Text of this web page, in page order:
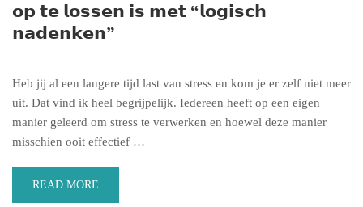
𝗼𝗽 𝘁𝗲 𝗹𝗼𝘀𝘀𝗲𝗻 𝗶𝘀 𝗺𝗲𝘁 “𝗹𝗼𝗴𝗶𝘀𝗰𝗵
𝗻𝗮𝗱𝗲𝗻𝗸𝗲𝗻”
Heb jij al een langere tijd last van stress en kom je er zelf niet meer
uit. Dat vind ik heel begrijpelijk. Iedereen heeft op een eigen
manier geleerd om stress te verwerken en hoewel deze manier
misschien ooit effectief …
READ MORE